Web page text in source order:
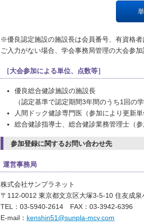
※優良認定施設の施設長は会員番号、有資格者
ご入力がない場合、学会事務局管理の大会参
［大会参加による単位、点数等］
優良総合健診施設の施設長
（認定基準で認定期間3年間のうち1回の
人間ドック健診専門医（参加により更新単
総合健診指導士、総合健診業務管理士（
参加登録に関するお問い合わせ先
運営事務局
株式会社サンプラネット
〒112-0012 東京都文京区大塚3-5-10 住友成
TEL：03-5940-2614 FAX：03-3942-6396
E-mail： kenshin51@sunpla-mcv.com